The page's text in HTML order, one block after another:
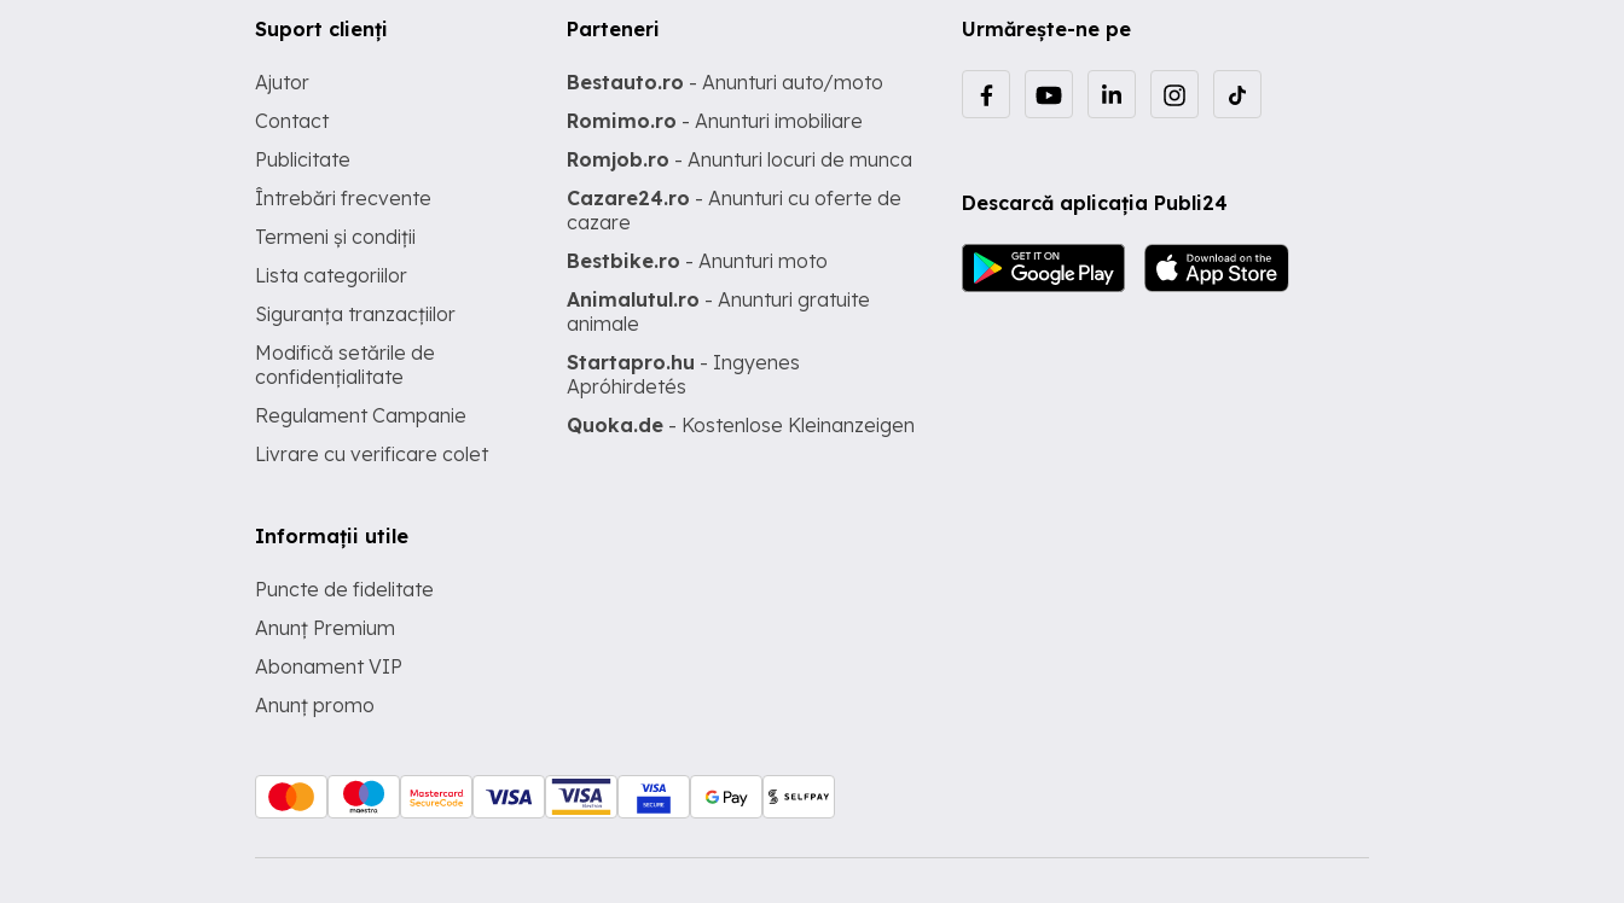
Urmărește-ne pe
Descarcă aplicația Publi24
Suport clienți
Ajutor
Contact
Publicitate
Întrebări frecvente
Termeni și condiții
Lista categoriilor
Siguranța tranzacțiilor
Modifică setările de
confidențialitate
Regulament Campanie
Livrare cu verificare colet
Informații utile
Puncte de fidelitate
Anunț Premium
Abonament VIP
Anunț promo
Parteneri
Bestauto.ro - Anunturi auto/moto
Romimo.ro - Anunturi imobiliare
Romjob.ro - Anunturi locuri de munca
Cazare24.ro - Anunturi cu oferte de
cazare
Bestbike.ro - Anunturi moto
Animalutul.ro - Anunturi gratuite
animale
Startapro.hu - Ingyenes
Apróhirdetés
Quoka.de - Kostenlose Kleinanzeigen